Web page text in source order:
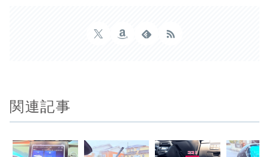
関連記事